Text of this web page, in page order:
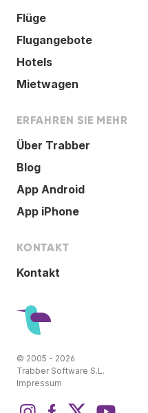
Flüge
Flugangebote
Hotels
Mietwagen
ERFAHREN SIE MEHR
Über Trabber
Blog
App Android
App iPhone
KONTAKT
Kontakt
© 2005 - 2026
Trabber Software S.L.
Impressum